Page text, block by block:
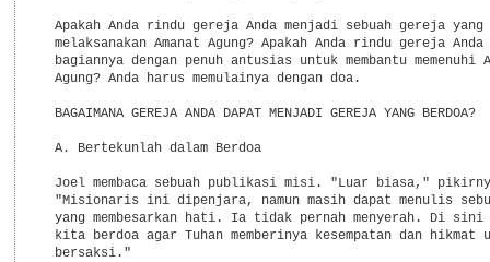
  Apakah Anda rindu gereja Anda menjadi sebuah gereja yang
melaksanakan Amanat Agung? Apakah Anda rindu gereja Anda
bagiannya dengan penuh antusias untuk membantu memenuhi
  Agung? Anda harus memulainya dengan doa.
  BAGAIMANA GEREJA ANDA DAPAT MENJADI GEREJA YANG BERDOA?
  A. Bertekunlah dalam Berdoa
Joel membaca sebuah publikasi misi. "Luar biasa,"
"Misionaris ini dipenjara, namun masih dapat menulis
yang membesarkan hati. Ia tidak pernah menyerah. Di sini
kita berdoa agar Tuhan memberinya kesempatan dan hikmat
  bersaksi."